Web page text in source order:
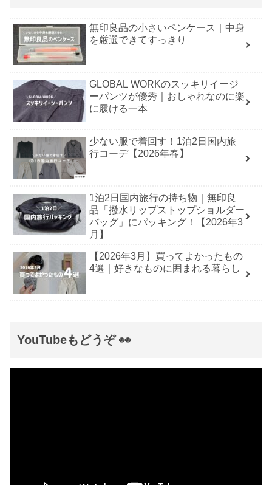
無印良品の小さいペンケース｜中身
を厳選できてすっきり
GLOBAL WORKのスッキリイージ
ーパンツが優秀｜おしゃれなのに楽
に履ける一本
少ない服で着回す！1泊2日国内旅
行コーデ【2026年春】
1泊2日国内旅行の持ち物｜無印良
品「撥水リップストップショルダー
バッグ」にパッキング！【2026年3
月】
【2026年3月】買ってよかったもの
4選｜好きなものに囲まれる暮らし
YouTubeもどうぞ 👀